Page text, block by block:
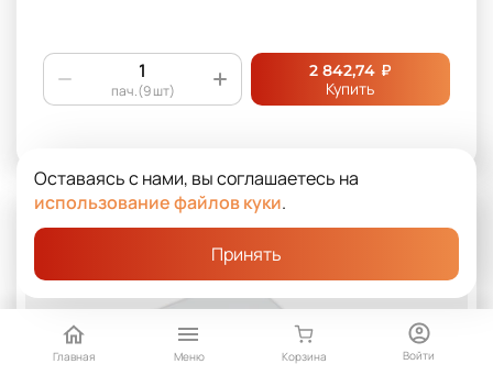
Главная Меню Корзина Войти
пач.(9 шт)
2 842,74 ₽
Купить
Оставаясь с нами, вы соглашаетесь на
использование файлов куки.
Принять